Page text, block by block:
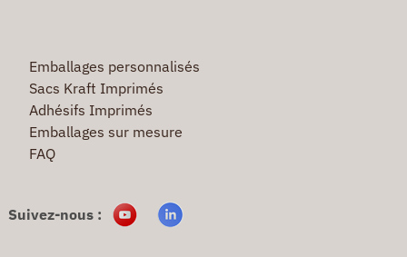
Emballages personnalisés
Sacs Kraft Imprimés
Adhésifs Imprimés
Emballages sur mesure
FAQ
Suivez-nous :